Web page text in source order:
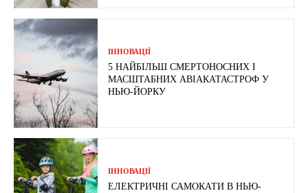
ІННОВАЦІЇ
5 НАЙБІЛЬШ СМЕРТОНОСНИХ І
МАСШТАБНИХ АВІАКАТАСТРОФ У
НЬЮ-ЙОРКУ
ІННОВАЦІЇ
ЕЛЕКТРИЧНІ САМОКАТИ В НЬЮ-